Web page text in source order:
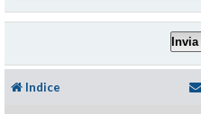
Indice